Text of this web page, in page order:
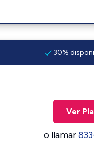
30%
Ver
o llamar